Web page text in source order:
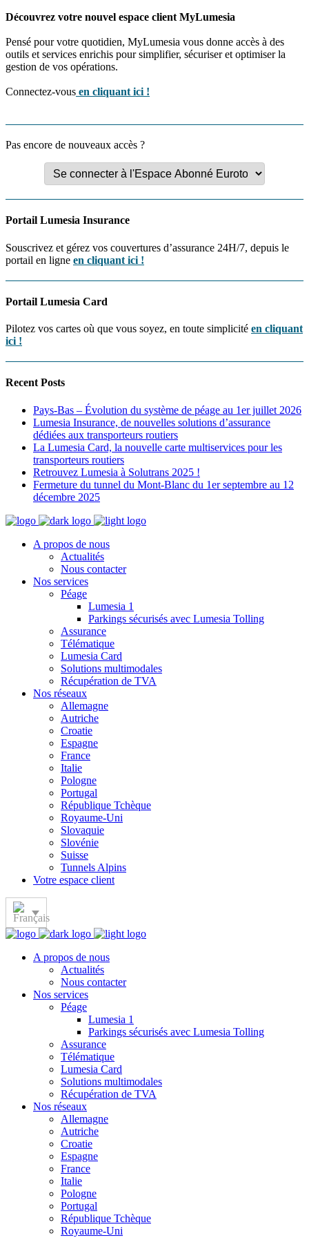
Découvrez votre nouvel espace client MyLumesia
Pensé pour votre quotidien, MyLumesia vous donne accès à des
outils et services enrichis pour simplifier, sécuriser et optimiser la
gestion de vos opérations.
Connectez-vous en cliquant ici !
Pas encore de nouveaux accès ?
Portail Lumesia Insurance
Souscrivez et gérez vos couvertures d’assurance 24H/7, depuis le
portail en ligne en cliquant ici !
Portail Lumesia Card
Pilotez vos cartes où que vous soyez, en toute simplicité en cliquant
ici !
Recent Posts
Pays-Bas – Évolution du système de péage au 1er juillet 2026
Lumesia Insurance, de nouvelles solutions d’assurance
dédiées aux transporteurs routiers
La Lumesia Card, la nouvelle carte multiservices pour les
transporteurs routiers
Retrouvez Lumesia à Solutrans 2025 !
Fermeture du tunnel du Mont-Blanc du 1er septembre au 12
décembre 2025
A propos de nous
Actualités
Nous contacter
Nos services
Péage
Lumesia 1
Parkings sécurisés avec Lumesia Tolling
Assurance
Télématique
Lumesia Card
Solutions multimodales
Récupération de TVA
Nos réseaux
Allemagne
Autriche
Croatie
Espagne
France
Italie
Pologne
Portugal
République Tchèque
Royaume-Uni
Slovaquie
Slovénie
Suisse
Tunnels Alpins
Votre espace client
A propos de nous
Actualités
Nous contacter
Nos services
Péage
Lumesia 1
Parkings sécurisés avec Lumesia Tolling
Assurance
Télématique
Lumesia Card
Solutions multimodales
Récupération de TVA
Nos réseaux
Allemagne
Autriche
Croatie
Espagne
France
Italie
Pologne
Portugal
République Tchèque
Royaume-Uni